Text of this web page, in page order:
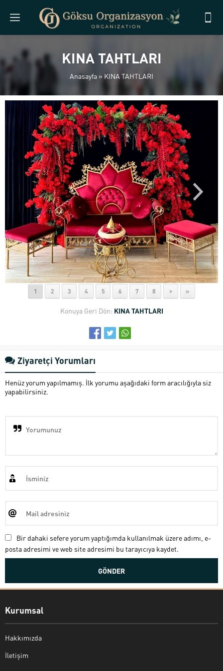
KINA TAHTLARI
Anasayfa » KINA TAHTLARI
1 2 3 4 5 6 7 8 > »
Konuya Geri Dön: KINA TAHTLARI
Ziyaretçi Yorumları
Henüz yorum yapılmamış. İlk yorumu aşağıdaki form aracılığıyla siz
yapabilirsiniz.
Bir dahaki sefere yorum yaptığımda kullanılmak üzere adımı, e-
posta adresimi ve web site adresimi bu tarayıcıya kaydet.
Kurumsal
Hakkımızda
İletişim